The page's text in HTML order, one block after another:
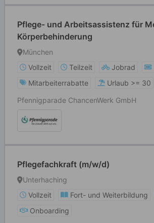
Pflege- und Arbeitsassistenz für
Körperbehinderung
München
Vollzeit
Teilzeit Jobrad
Mitarbeiterrabatte
Urlaub >= 30
Pfennigparade ChancenWerk GmbH
Pflegefachkraft (m/w/d)
Unterhaching
Vollzeit
Fort- und Weiterbildung
Onboarding